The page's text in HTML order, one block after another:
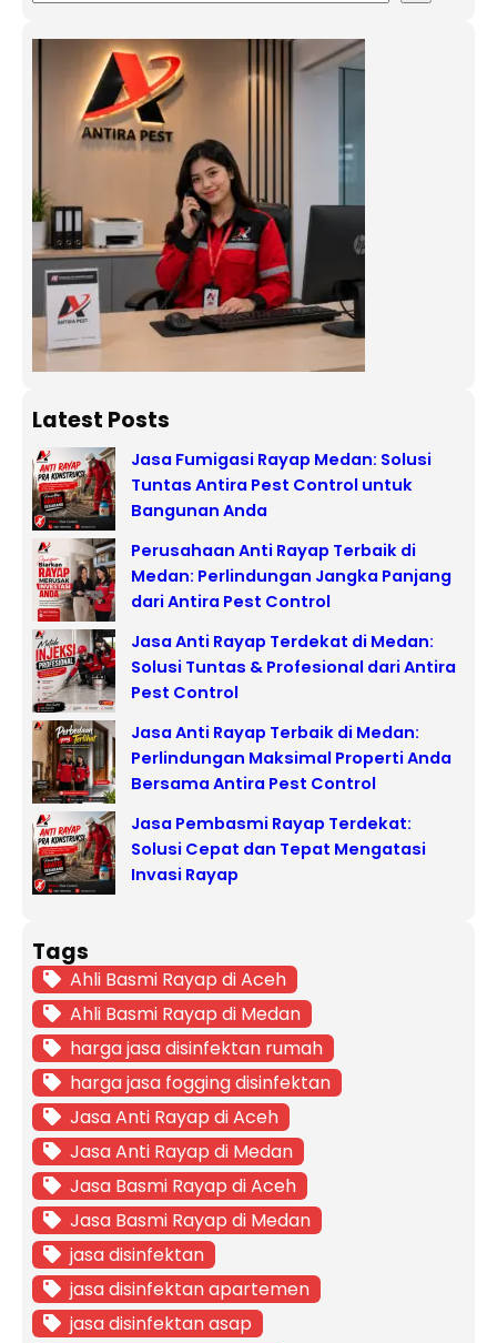
Latest Posts
Jasa Fumigasi Rayap Medan: Solusi
Tuntas Antira Pest Control untuk
Bangunan Anda
Perusahaan Anti Rayap Terbaik di
Medan: Perlindungan Jangka Panjang
dari Antira Pest Control
Jasa Anti Rayap Terdekat di Medan:
Solusi Tuntas & Profesional dari Antira
Pest Control
Jasa Anti Rayap Terbaik di Medan:
Perlindungan Maksimal Properti Anda
Bersama Antira Pest Control
Jasa Pembasmi Rayap Terdekat:
Solusi Cepat dan Tepat Mengatasi
Invasi Rayap
Tags
Ahli Basmi Rayap di Aceh
Ahli Basmi Rayap di Medan
harga jasa disinfektan rumah
harga jasa fogging disinfektan
Jasa Anti Rayap di Aceh
Jasa Anti Rayap di Medan
Jasa Basmi Rayap di Aceh
Jasa Basmi Rayap di Medan
jasa disinfektan
jasa disinfektan apartemen
jasa disinfektan asap